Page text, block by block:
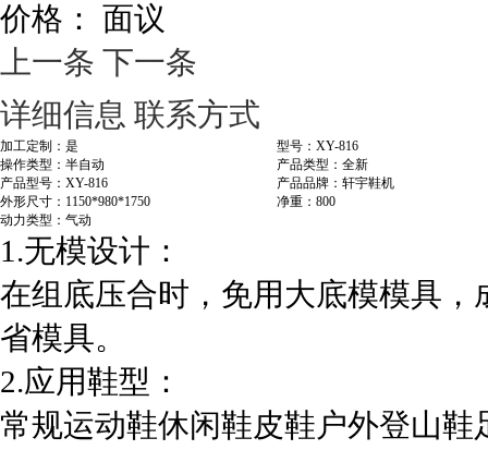
价格： 面议
上一条 下一条
详细信息 联系方式
加工定制：是
型号：XY-816
操作类型：半自动
产品类型：全新
产品型号：XY-816
产品品牌：轩宇鞋机
外形尺寸：1150*980*1750
净重：800
动力类型：气动
1.无模设计：
在组底压合时，免用大底模模具
省模具。
2.应用鞋型：
常规运动鞋休闲鞋皮鞋户外登山鞋